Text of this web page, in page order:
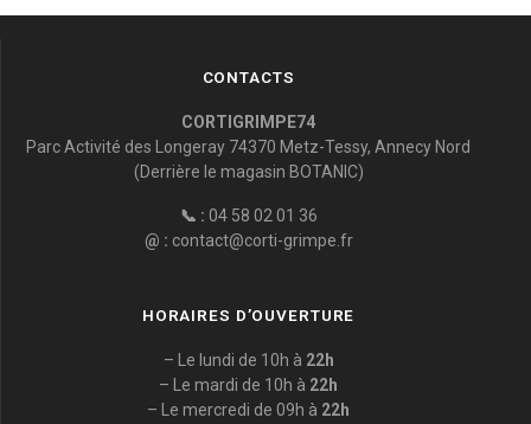
CONTACTS
CORTIGRIMPE74
Parc Activité des Longeray 74370 Metz-Tessy, Annecy Nord
(Derrière le magasin BOTANIC)
📞 : 04 58 02 01 36
@ : contact@corti-grimpe.fr
HORAIRES D’OUVERTURE
– Le lundi de 10h à 22h
– Le mardi de 10h à 22h
– Le mercredi de 09h à 22h